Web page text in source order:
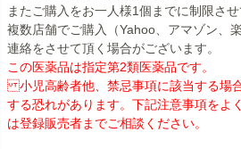
またご購入をお一人様1個までに制限させ
複数店舗でご購入（Yahoo、アマゾン、
連絡をさせて頂く場合がございます。
この医薬品は指定第2類医薬品です。
小児高齢者他、禁忌事項に該当する場
する恐れがあります。下記注意事項をよ
は登録販売者までご相談ください。